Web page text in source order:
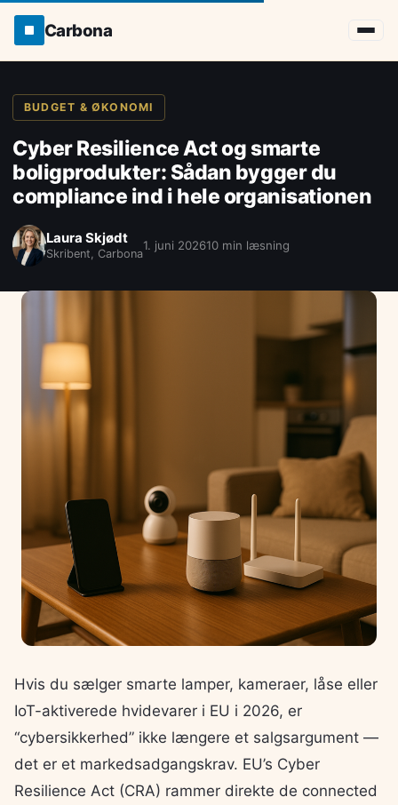
Carbona
BUDGET & ØKONOMI
Cyber Resilience Act og smarte
boligprodukter: Sådan bygger du
compliance ind i hele organisationen
Laura Skjødt
Skribent, Carbona
1. juni 202610 min læsning
Hvis du sælger smarte lamper, kameraer, låse eller
IoT-aktiverede hvidevarer i EU i 2026, er
“cybersikkerhed” ikke længere et salgsargument —
det er et markedsadgangskrav. EU’s Cyber
Resilience Act (CRA) rammer direkte de connected